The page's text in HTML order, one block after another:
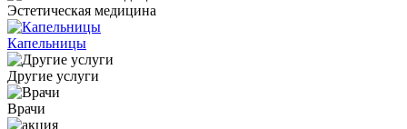
Эстетическая медицина
Капельницы
Другие услуги
Врачи